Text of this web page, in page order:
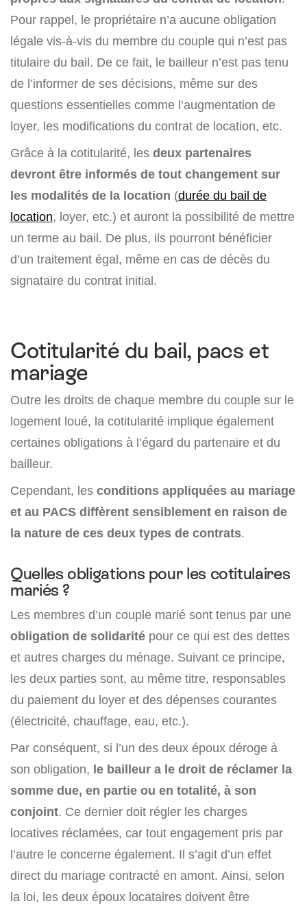
Pour rappel, le propriétaire n’a aucune obligation
légale vis-à-vis du membre du couple qui n’est pas
titulaire du bail. De ce fait, le bailleur n’est pas tenu
de l’informer de ses décisions, même sur des
questions essentielles comme l’augmentation de
loyer, les modifications du contrat de location, etc.
Grâce à la cotitularité, les deux partenaires
devront être informés de tout changement sur
les modalités de la location (durée du bail de
location, loyer, etc.) et auront la possibilité de mettre
un terme au bail. De plus, ils pourront bénéficier
d’un traitement égal, même en cas de décès du
signataire du contrat initial.
Cotitularité du bail, pacs et
mariage
Outre les droits de chaque membre du couple sur le
logement loué, la cotitularité implique également
certaines obligations à l’égard du partenaire et du
bailleur.
Cependant, les conditions appliquées au mariage
et au PACS diffèrent sensiblement en raison de
la nature de ces deux types de contrats.
Quelles obligations pour les cotitulaires
mariés ?
Les membres d’un couple marié sont tenus par une
obligation de solidarité pour ce qui est des dettes
et autres charges du ménage. Suivant ce principe,
les deux parties sont, au même titre, responsables
du paiement du loyer et des dépenses courantes
(électricité, chauffage, eau, etc.).
Par conséquent, si l’un des deux époux déroge à
son obligation, le bailleur a le droit de réclamer la
somme due, en partie ou en totalité, à son
conjoint. Ce dernier doit régler les charges
locatives réclamées, car tout engagement pris par
l’autre le concerne également. Il s’agit d’un effet
direct du mariage contracté en amont. Ainsi, selon
la loi, les deux époux locataires doivent être